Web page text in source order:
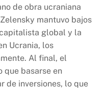
de obra ucraniana
mantuvo bajos
global y la
Ucrania, los
Al final, el
que basarse en
de inversiones, lo que